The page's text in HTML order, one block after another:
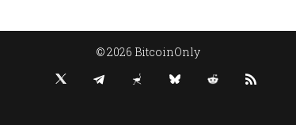
© 2026 BitcoinOnly